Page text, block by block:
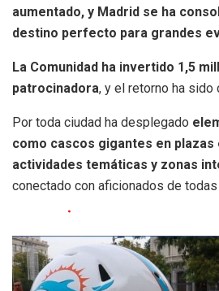
aumentado, y Madrid se ha
destino perfecto para grandes
La Comunidad ha invertido 1,5
patrocinadora, y el retorno ha sido
Por toda ciudad ha desplegado
como cascos gigantes en plazas
actividades temáticas y zonas
conectado con aficionados de